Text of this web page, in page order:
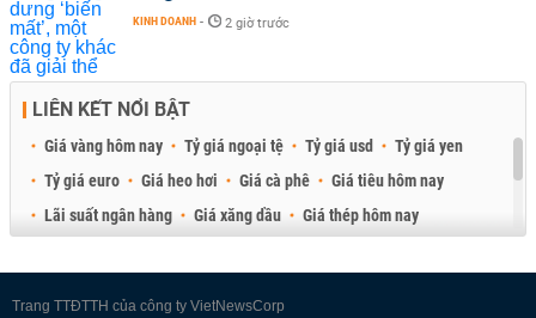
KINH DOANH - 2 giờ trước
LIÊN KẾT NỔI BẬT
Giá vàng hôm nay Tỷ giá ngoại tệ Tỷ giá usd
Tỷ giá yen
Tỷ giá euro
Giá heo hơi Giá cà phê
Giá tiêu hôm nay
Lãi suất ngân hàng
Giá xăng dầu
Giá thép hôm nay
Trang TTĐTTH của công ty VietNewsCorp